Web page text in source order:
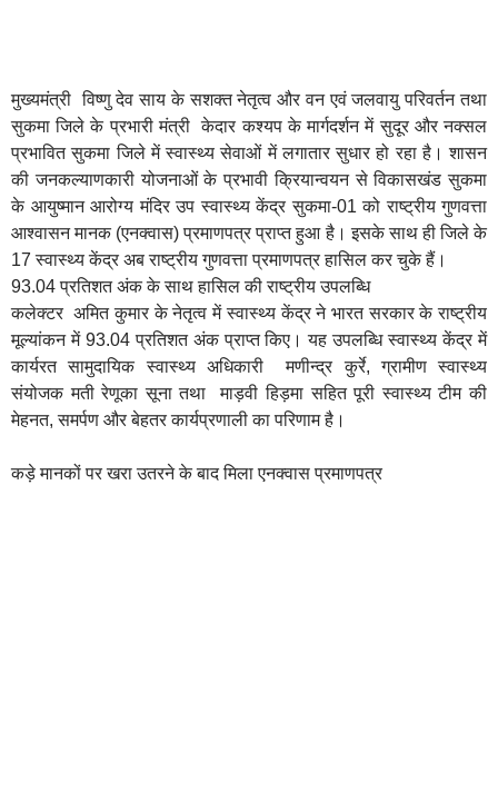
मुख्यमंत्री विष्णु देव साय के सशक्त नेतृत्व और वन एवं जलवायु परिवर्तन तथा
सुकमा जिले के प्रभारी मंत्री केदार कश्यप के मार्गदर्शन में सुदूर और नक्सल
प्रभावित सुकमा जिले में स्वास्थ्य सेवाओं में लगातार सुधार हो रहा है। शासन
की जनकल्याणकारी योजनाओं के प्रभावी क्रियान्वयन से विकासखंड सुकमा
के आयुष्मान आरोग्य मंदिर उप स्वास्थ्य केंद्र सुकमा-01 को राष्ट्रीय गुणवत्ता
आश्वासन मानक (एनक्वास) प्रमाणपत्र प्राप्त हुआ है। इसके साथ ही जिले के
17 स्वास्थ्य केंद्र अब राष्ट्रीय गुणवत्ता प्रमाणपत्र हासिल कर चुके हैं।
93.04 प्रतिशत अंक के साथ हासिल की राष्ट्रीय उपलब्धि
कलेक्टर अमित कुमार के नेतृत्व में स्वास्थ्य केंद्र ने भारत सरकार के राष्ट्रीय
मूल्यांकन में 93.04 प्रतिशत अंक प्राप्त किए। यह उपलब्धि स्वास्थ्य केंद्र में
कार्यरत सामुदायिक स्वास्थ्य अधिकारी मणीन्द्र कुर्रे, ग्रामीण स्वास्थ्य
संयोजक मती रेणूका सूना तथा माड़वी हिड़मा सहित पूरी स्वास्थ्य टीम की
मेहनत, समर्पण और बेहतर कार्यप्रणाली का परिणाम है।
कड़े मानकों पर खरा उतरने के बाद मिला एनक्वास प्रमाणपत्र